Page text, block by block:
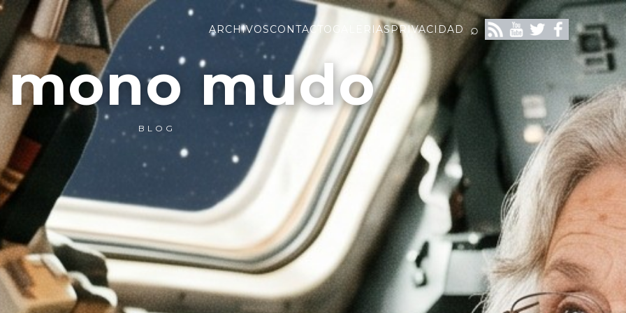
ARCHIVOSCONTACTOGALERIASPRIVACIDAD ⌕
mudo
BLOG